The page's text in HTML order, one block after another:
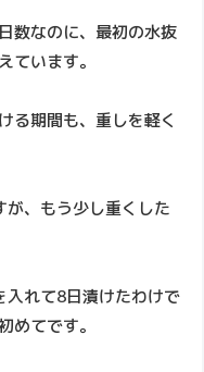
数なのに、最初の水抜
ています。
る期間も、重しを軽く
、もう少し重くした
入れて8日漬けたわけで
めてです。